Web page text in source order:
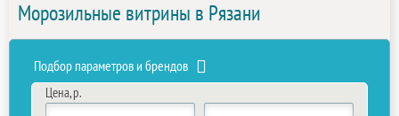
Морозильные витрины в Рязани
Подбор параметров и брендов
Цена, р.